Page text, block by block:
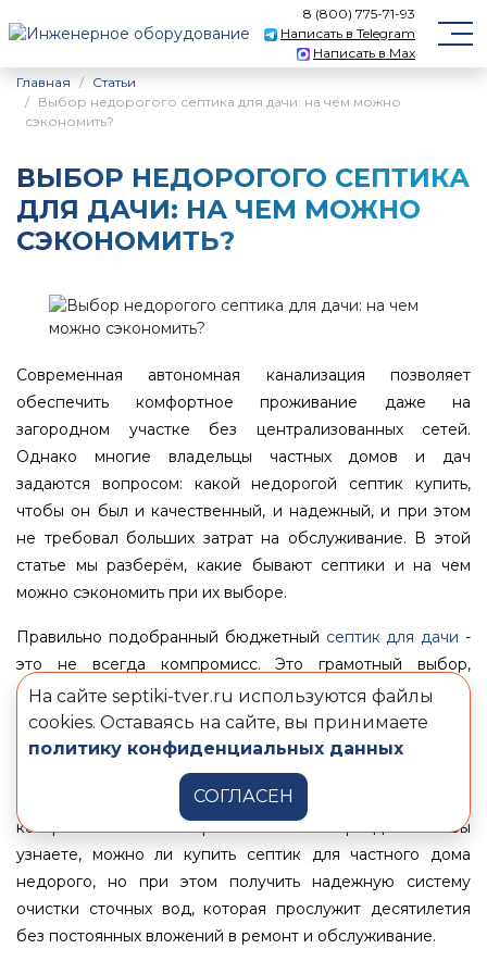
8 (800) 775-71-93
Написать в Telegram
Написать в Max
Главная
Статьи
Выбор недорогого септика для дачи: на чем можно
сэкономить?
ВЫБОР НЕДОРОГОГО СЕПТИКА
ДЛЯ ДАЧИ: НА ЧЕМ МОЖНО
СЭКОНОМИТЬ?
Современная автономная канализация позволяет
обеспечить комфортное проживание даже на
загородном участке без централизованных сетей.
Однако многие владельцы частных домов и дач
задаются вопросом: какой недорогой септик купить,
чтобы он был и качественный, и надежный, и при этом
не требовал больших затрат на обслуживание. В этой
статье мы разберём, какие бывают септики и на чем
можно сэкономить при их выборе.
Правильно подобранный бюджетный септик для дачи -
это не всегда компромисс. Это грамотный выбор,
основанный на понимании реальных потребностей, типа
грунта и интенсивности использования автономной
канализации. В этой статье разберем, какой недорогой
септик для дома и дачи купить, чтобы не переплачивать
за ненужные функции, и где проходит та грань, на
которой экономия перестает быть оправданной. Вы
узнаете, можно ли купить септик для частного дома
недорого, но при этом получить надежную систему
очистки сточных вод, которая прослужит десятилетия
без постоянных вложений в ремонт и обслуживание.
На сайте septiki-tver.ru используются файлы
cookies. Оставаясь на сайте, вы принимаете
политику конфиденциальных данных
СОГЛАСЕН